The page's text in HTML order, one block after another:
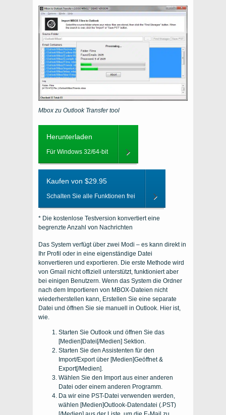
Mbox zu Outlook Transfer tool
Herunterladen
Für Windows 32/64-bit
Kaufen von $29.95
Schalten Sie alle Funktionen frei
* Die kostenlose Testversion konvertiert eine
begrenzte Anzahl von Nachrichten
Das System verfügt über zwei Modi – es kann direkt in
Ihr Profil oder in eine eigenständige Datei
konvertieren und exportieren. Die erste Methode wird
von Gmail nicht offiziell unterstützt, funktioniert aber
bei einigen Benutzern. Wenn das System die Ordner
nach dem Importieren von MBOX-Dateien nicht
wiederherstellen kann, Erstellen Sie eine separate
Datei und öffnen Sie sie manuell in Outlook. Hier ist,
wie.
Starten Sie Outlook und öffnen Sie das
[Medien]Datei[/Medien] Sektion.
Starten Sie den Assistenten für den
Import/Export über [Medien]Geöffnet &
Export[/Medien].
Wählen Sie den Import aus einer anderen
Datei oder einem anderen Programm.
Da wir eine PST-Datei verwenden werden,
wählen [Medien]Outlook-Datendatei (.PST)